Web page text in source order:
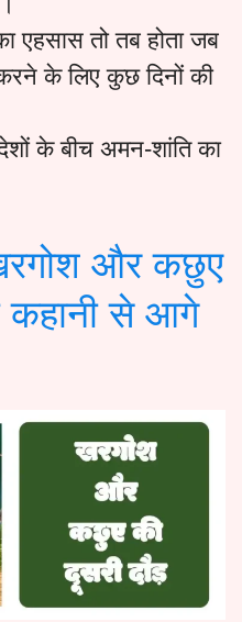
एहसास तो तब होता जब
के लिए कुछ दिनों की
के बीच अमन-शांति का
और कछुए
कहानी से आगे